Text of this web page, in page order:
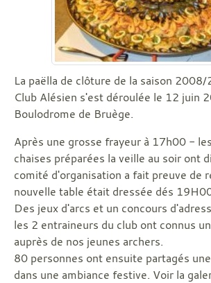
La paëlla de clôture de la saison
Club Alésien s'est déroulée le 12 juin
Boulodrome de Bruège.
Après une grosse frayeur à 17h00 -
chaises préparées la veille au soir ont
comité d'organisation a fait preuve de
nouvelle table était dressée dés
Des jeux d'arcs et un concours
les 2 entraineurs du club ont connus
auprès de nos jeunes archers.
80 personnes ont ensuite partagés
dans une ambiance festive. Voir la